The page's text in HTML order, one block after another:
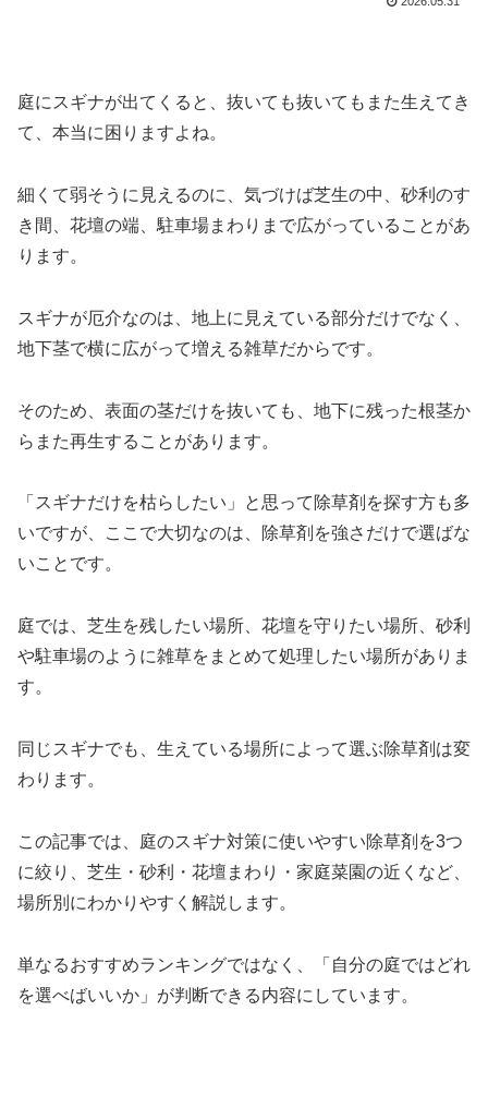
庭にスギナが出てくると、抜いても抜いてもまた生えてき
て、本当に困りますよね。
細くて弱そうに見えるのに、気づけば芝生の中、砂利のす
き間、花壇の端、駐車場まわりまで広がっていることがあ
ります。
スギナが厄介なのは、地上に見えている部分だけでなく、
地下茎で横に広がって増える雑草だからです。
そのため、表面の茎だけを抜いても、地下に残った根茎か
らまた再生することがあります。
「スギナだけを枯らしたい」と思って除草剤を探す方も多
いですが、ここで大切なのは、除草剤を強さだけで選ばな
いことです。
庭では、芝生を残したい場所、花壇を守りたい場所、砂利
や駐車場のように雑草をまとめて処理したい場所がありま
す。
同じスギナでも、生えている場所によって選ぶ除草剤は変
わります。
この記事では、庭のスギナ対策に使いやすい除草剤を3つ
に絞り、芝生・砂利・花壇まわり・家庭菜園の近くなど、
場所別にわかりやすく解説します。
単なるおすすめランキングではなく、「自分の庭ではどれ
を選べばいいか」が判断できる内容にしています。